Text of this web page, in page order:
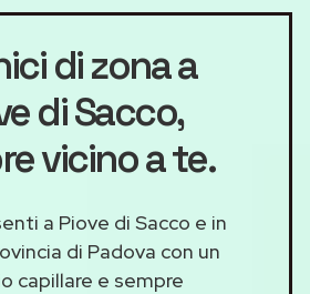
di zona a
di Sacco,
vicino a te.
a Piove di Sacco e in
di Padova con un
capillare e sempre